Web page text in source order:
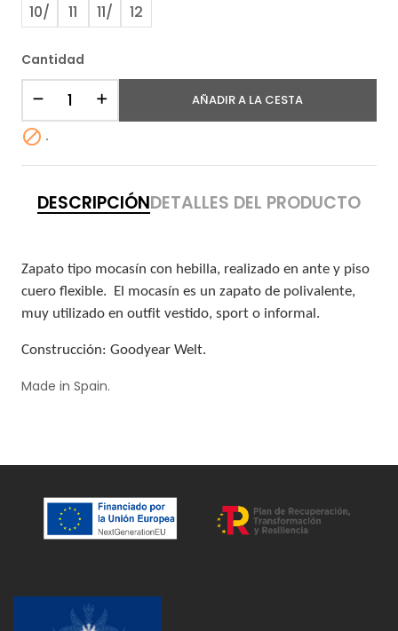
10/
11 11/ 12
Cantidad
AÑADIR A LA CESTA
 .
DESCRIPCIÓNDETALLES DEL PRODUCTO
Zapato tipo mocasín con hebilla, realizado en ante y piso
cuero flexible.
El mocasín es un zapato de polivalente,
muy utilizado en outfit vestido, sport o informal.
Construcción: Goodyear Welt.
Made in Spain.